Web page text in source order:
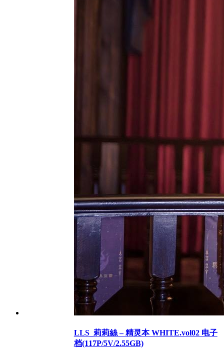
LLS_莉莉絲 – 精灵本 WHITE.vol02 电子
档(117P/5V/2.55GB)